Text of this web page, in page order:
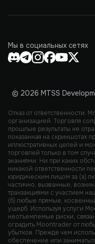
Мы в социальных сетях
© 2026 MTSS
Отказ от ответственности:
организацией. Торговля
прошлые результаты не
показанная на скриншотах
иллюстративных целей и
торговлей только в том
знаниями. Ни при каких
никакой ответственности
юридическим лицом за (а)
частично, вызванные,
транзакциями с участием
(б) любые прямые,
ущерб. Используя услуги
неотъемлемые риски,
оградить Moontrader от
убытков. Прежде чем
обеспечение или